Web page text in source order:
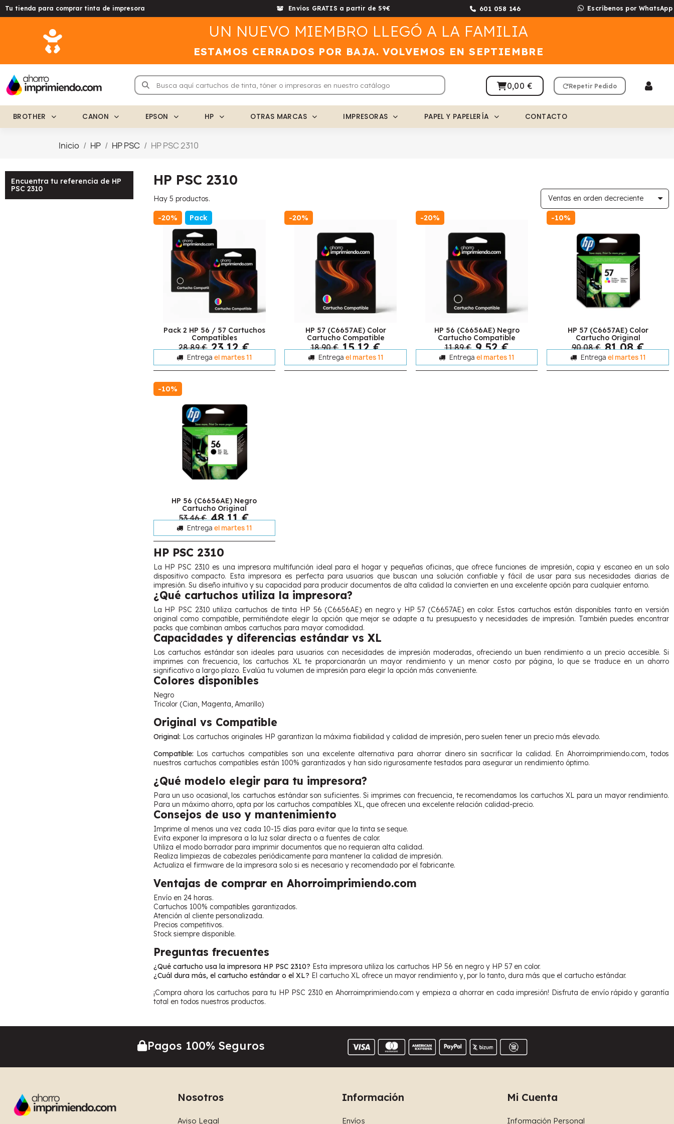
Tu tienda para comprar tinta de impresora Envíos GRATIS a partir de 59€ 601 058 146 Escríbenos por WhatsApp
UN NUEVO MIEMBRO LLEGÓ A LA FAMILIA
ESTAMOS CERRADOS POR BAJA. VOLVEMOS EN SEPTIEMBRE
0,00 € Repetir Pedido
BROTHER CANON EPSON HP OTRAS MARCAS IMPRESORAS PAPEL Y PAPELERÍA CONTACTO
Inicio HP HP PSC HP PSC 2310
Encuentra tu referencia de HP
PSC 2310
HP PSC 2310
Hay 5 productos.
-20% Pack
Pack 2 HP 56 / 57 Cartuchos
Compatibles
28,89 € 23,12 €
Entrega el martes 11
-20%
HP 57 (C6657AE) Color
Cartucho Compatible
18,90 € 15,12 €
Entrega el martes 11
-20%
HP 56 (C6656AE) Negro
Cartucho Compatible
11,89 € 9,52 €
Entregael martes 11
-10%
HP 57 (C6657AE) Color
Cartucho Original
90,08 € 81,08 €
Entrega el martes 11
-10%
HP 56 (C6656AE) Negro
Cartucho Original
53,46 € 48,11 €
Entrega el martes 11
HP PSC 2310
La HP PSC 2310 es una impresora multifunción ideal para el hogar y pequeñas oficinas, que ofrece funciones de impresión, copia y escaneo en un solo
dispositivo compacto. Esta impresora es perfecta para usuarios que buscan una solución confiable y fácil de usar para sus necesidades diarias de
impresión. Su diseño intuitivo y su capacidad para producir documentos de alta calidad la convierten en una excelente opción para cualquier entorno.
¿Qué cartuchos utiliza la impresora?
La HP PSC 2310 utiliza cartuchos de tinta HP 56 (C6656AE) en negro y HP 57 (C6657AE) en color. Estos cartuchos están disponibles tanto en versión
original como compatible, permitiéndote elegir la opción que mejor se adapte a tu presupuesto y necesidades de impresión. También puedes encontrar
packs que combinan ambos cartuchos para mayor comodidad.
Capacidades y diferencias estándar vs XL
Los cartuchos estándar son ideales para usuarios con necesidades de impresión moderadas, ofreciendo un buen rendimiento a un precio accesible. Si
imprimes con frecuencia, los cartuchos XL te proporcionarán un mayor rendimiento y un menor costo por página, lo que se traduce en un ahorro
significativo a largo plazo. Evalúa tu volumen de impresión para elegir la opción más conveniente.
Colores disponibles
Negro
Tricolor (Cian, Magenta, Amarillo)
Original vs Compatible
Original: Los cartuchos originales HP garantizan la máxima fiabilidad y calidad de impresión, pero suelen tener un precio más elevado.
Compatible: Los cartuchos compatibles son una excelente alternativa para ahorrar dinero sin sacrificar la calidad. En Ahorroimprimiendo.com, todos
nuestros cartuchos compatibles están 100% garantizados y han sido rigurosamente testados para asegurar un rendimiento óptimo.
¿Qué modelo elegir para tu impresora?
Para un uso ocasional, los cartuchos estándar son suficientes. Si imprimes con frecuencia, te recomendamos los cartuchos XL para un mayor rendimiento.
Para un máximo ahorro, opta por los cartuchos compatibles XL, que ofrecen una excelente relación calidad-precio.
Consejos de uso y mantenimiento
Imprime al menos una vez cada 10-15 días para evitar que la tinta se seque.
Evita exponer la impresora a la luz solar directa o a fuentes de calor.
Utiliza el modo borrador para imprimir documentos que no requieran alta calidad.
Realiza limpiezas de cabezales periódicamente para mantener la calidad de impresión.
Actualiza el firmware de la impresora solo si es necesario y recomendado por el fabricante.
Ventajas de comprar en Ahorroimprimiendo.com
Envío en 24 horas.
Cartuchos 100% compatibles garantizados.
Atención al cliente personalizada.
Precios competitivos.
Stock siempre disponible.
Preguntas frecuentes
¿Qué cartucho usa la impresora HP PSC 2310? Esta impresora utiliza los cartuchos HP 56 en negro y HP 57 en color.
¿Cuál dura más, el cartucho estándar o el XL? El cartucho XL ofrece un mayor rendimiento y, por lo tanto, dura más que el cartucho estándar.
¡Compra ahora los cartuchos para tu HP PSC 2310 en Ahorroimprimiendo.com y empieza a ahorrar en cada impresión! Disfruta de envío rápido y garantía
total en todos nuestros productos.
Pagos 100% Seguros
Nosotros
Aviso Legal
Información
Envíos
Mi Cuenta
Información Personal